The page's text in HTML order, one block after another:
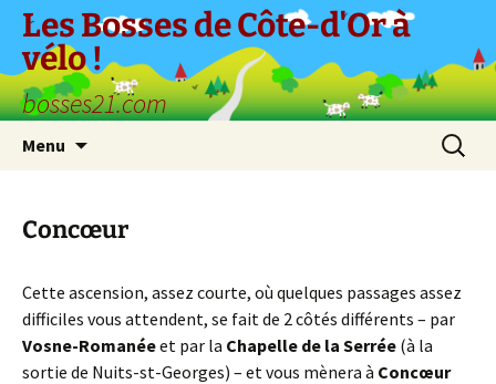
Aller
contenu
Les Bosses de Côte-d'Or à
vélo !
bosses21.com
Menu
Concœur
Cette ascension, assez courte, où quelques passages assez
difficiles vous attendent, se fait de 2 côtés différents – par
Vosne-Romanéeet par la Chapelle de la Serrée (à la
sortie de Nuits-st-Georges) – et vous mènera à Concœur